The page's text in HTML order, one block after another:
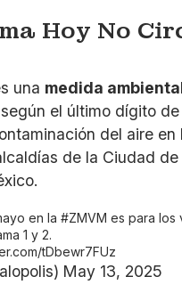
Hoy No
una medida
el último dígito
del aire en
de la Ciudad
en la#ZMVM es para los
1 y 2.
tDbewr7FUz
May 13, 2025